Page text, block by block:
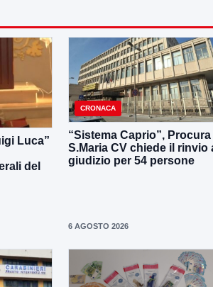
Luca”
del
CRONACA
“Sistema Caprio”, Procura
S.Maria CV chiede il rinvio
giudizio per 54 persone
6 AGOSTO 2026